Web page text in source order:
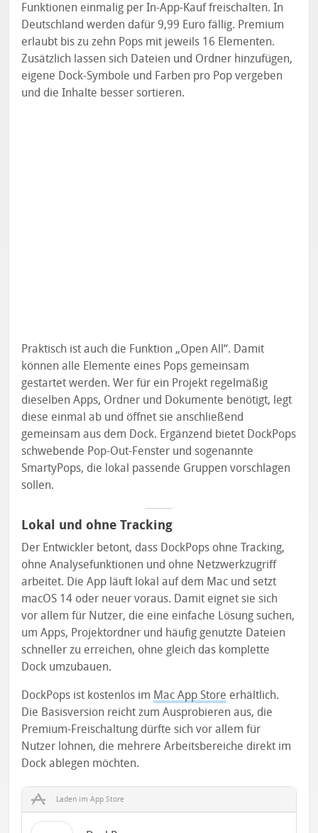
Funktionen einmalig per In-App-Kauf freischalten. In
Deutschland werden dafür 9,99 Euro fällig. Premium
erlaubt bis zu zehn Pops mit jeweils 16 Elementen.
Zusätzlich lassen sich Dateien und Ordner hinzufügen,
eigene Dock-Symbole und Farben pro Pop vergeben
und die Inhalte besser sortieren.
Praktisch ist auch die Funktion „Open All“. Damit
können alle Elemente eines Pops gemeinsam
gestartet werden. Wer für ein Projekt regelmäßig
dieselben Apps, Ordner und Dokumente benötigt, legt
diese einmal ab und öffnet sie anschließend
gemeinsam aus dem Dock. Ergänzend bietet DockPops
schwebende Pop-Out-Fenster und sogenannte
SmartyPops, die lokal passende Gruppen vorschlagen
sollen.
Lokal und ohne Tracking
Der Entwickler betont, dass DockPops ohne Tracking,
ohne Analysefunktionen und ohne Netzwerkzugriff
arbeitet. Die App läuft lokal auf dem Mac und setzt
macOS 14 oder neuer voraus. Damit eignet sie sich
vor allem für Nutzer, die eine einfache Lösung suchen,
um Apps, Projektordner und häufig genutzte Dateien
schneller zu erreichen, ohne gleich das komplette
Dock umzubauen.
DockPops ist kostenlos im Mac App Store erhältlich.
Die Basisversion reicht zum Ausprobieren aus, die
Premium-Freischaltung dürfte sich vor allem für
Nutzer lohnen, die mehrere Arbeitsbereiche direkt im
Dock ablegen möchten.
Laden im App Store